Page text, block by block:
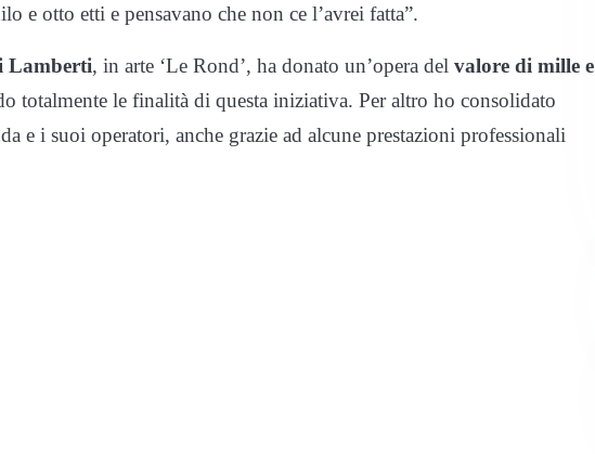
e otto etti e pensavano che non ce l’avrei fatta”.
Lamberti, in arte ‘Le Rond’, ha donato un’opera del valore di mille e
totalmente le finalità di questa iniziativa. Per altro ho consolidato
e i suoi operatori, anche grazie ad alcune prestazioni professionali